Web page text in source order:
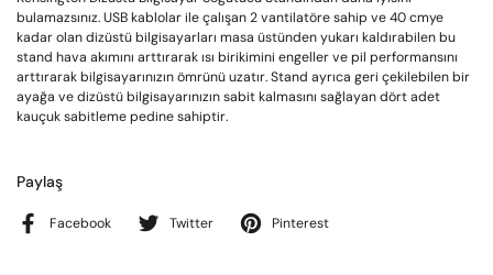
bulamazsınız. USB kablolar ile çalışan 2 vantilatöre sahip ve 40 cmye
kadar olan dizüstü bilgisayarları masa üstünden yukarı kaldırabilen bu
stand hava akımını arttırarak ısı birikimini engeller ve pil performansını
arttırarak bilgisayarınızın ömrünü uzatır. Stand ayrıca geri çekilebilen bir
ayağa ve dizüstü bilgisayarınızın sabit kalmasını sağlayan dört adet
kauçuk sabitleme pedine sahiptir.
Paylaş
Facebook Twitter Pinterest